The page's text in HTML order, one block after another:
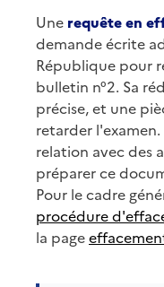
Une requête en
demande écrite
République pour
bulletin n°2. Sa
précise, et une
retarder l'examen.
relation avec des
préparer ce
Pour le cadre
procédure
la page